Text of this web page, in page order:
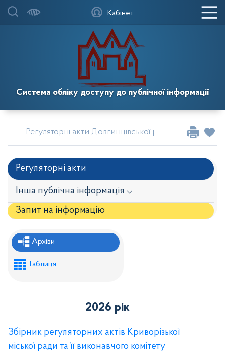
Система обліку доступу до публічної інформації
Кабінет
Регуляторні акти Довгинцівської районної в місті
Регуляторні акти
Інша публічна інформація ⌵
Запит на iнформацію
Рішення районної ради
Рішення виконавчого комітету
Розпорядження районного голови
Проекти рішень районної ради
Архіви
Таблиця
2026 рік
Збірник регуляторних актів Криворізької
міської ради та її виконавчого комітету